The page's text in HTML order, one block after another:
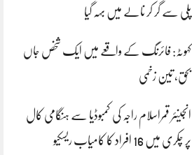
پلی سے گر کر نالے میں بہہ گیا
کہوٹہ: فائرنگ کے واقعے میں ایک شخص جاں
بحق، تین زخمی
انجینئر قمراسلام راجہ کی کمبوڈیا سے ہنگامی کال
پر چکری میں 16 افراد کا کامیاب ریسکیو